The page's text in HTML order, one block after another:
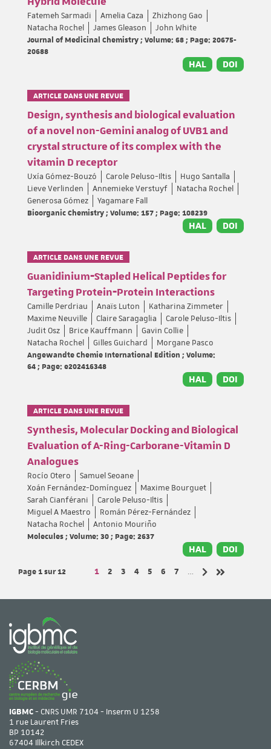
Fatemeh Sarmadi Amelia Caza
Zhizhong Gao
Natacha Rochel
James Gleason
John White
Journal of Medicinal Chemistry ; Volume: 68 ; Page: 20675-
20688
HAL DOI
ARTICLE DANS UNE REVUE
Design, synthesis and biological evaluation
of a novel non-Gemini analog of UVB1 and
crystal structure of its complex with the
vitamin D receptor
Uxía Gómez-Bouzó Carole Peluso-Iltis
Hugo Santalla
Lieve Verlinden
Annemieke Verstuyf
Natacha Rochel
Generosa Gómez
Yagamare Fall
Bioorganic Chemistry ; Volume: 157 ; Page: 108239
HAL DOI
ARTICLE DANS UNE REVUE
Guanidinium‐Stapled Helical Peptides for
Targeting Protein‐Protein Interactions
Camille Perdriau Anaïs Luton
Katharina Zimmeter
Maxime Neuville
Claire Saragaglia
Carole Peluso-Iltis
Judit Osz
Brice Kauffmann
Gavin Collie
Natacha Rochel
Gilles Guichard
Morgane Pasco
Angewandte Chemie International Edition ; Volume:
64 ; Page: e202416348
HAL DOI
ARTICLE DANS UNE REVUE
Synthesis, Molecular Docking and Biological
Evaluation of A-Ring-Carborane-Vitamin D
Analogues
Rocío Otero
Samuel Seoane
Xoán Fernández-Domínguez
Maxime Bourguet
Sarah Cianférani
Carole Peluso-Iltis
Miguel A Maestro
Román Pérez-Fernández
Natacha Rochel
Antonio Mouriño
Molecules ; Volume: 30 ; Page: 2637
HAL DOI
Page 1sur 12 Page
1 Page
2 Page
3 Page
4 Page
5 Page
6 Page
7
…
IGBMC- CNRS UMR 7104 - Inserm U 1258
1 rue Laurent Fries
BP 10142
67404 Illkirch CEDEX